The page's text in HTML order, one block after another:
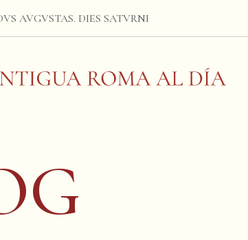
AVGVSTAS. DIES SATVRNI